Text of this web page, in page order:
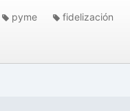
pyme fidelización